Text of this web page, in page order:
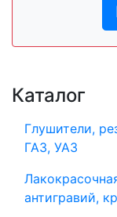
Каталог
Глушители,
ГАЗ, УАЗ
антигравий,